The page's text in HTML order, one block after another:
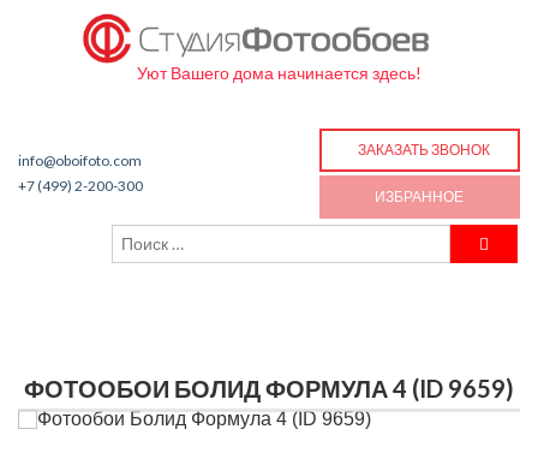
Уют Вашего дома начинается здесь!
info@oboifoto.com
+7 (499) 2-200-300
ЗАКАЗАТЬ ЗВОНОК
ИЗБРАННОЕ
ФОТООБОИ БОЛИД ФОРМУЛА 4 (ID 9659)